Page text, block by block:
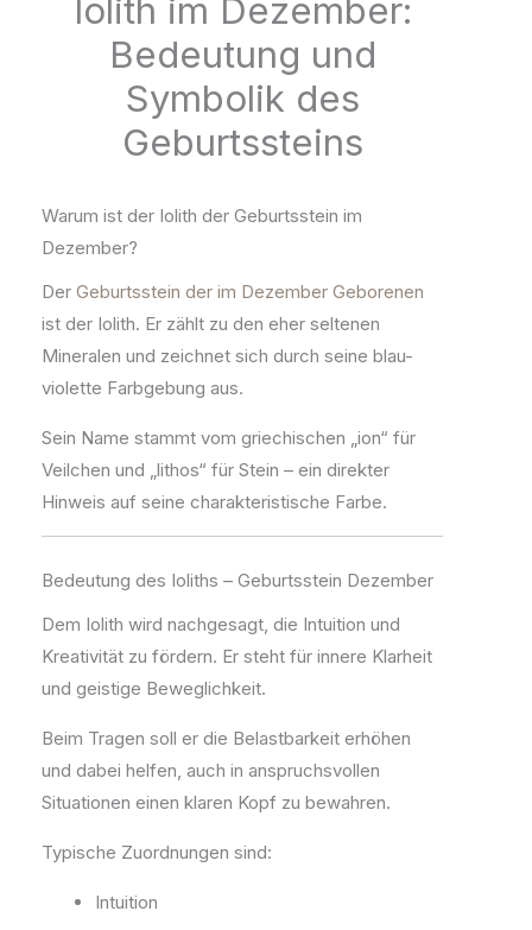
Iolith im Dezember:
Bedeutung und
Symbolik des
Geburtssteins
Warum ist der Iolith der Geburtsstein im
Dezember?
Der Geburtsstein der im Dezember Geborenen
ist der Iolith. Er zählt zu den eher seltenen
Mineralen und zeichnet sich durch seine blau-
violette Farbgebung aus.
Sein Name stammt vom griechischen „ion“ für
Veilchen und „lithos“ für Stein – ein direkter
Hinweis auf seine charakteristische Farbe.
Bedeutung des Ioliths – Geburtsstein Dezember
Dem Iolith wird nachgesagt, die Intuition und
Kreativität zu fördern. Er steht für innere Klarheit
und geistige Beweglichkeit.
Beim Tragen soll er die Belastbarkeit erhöhen
und dabei helfen, auch in anspruchsvollen
Situationen einen klaren Kopf zu bewahren.
Typische Zuordnungen sind:
Intuition